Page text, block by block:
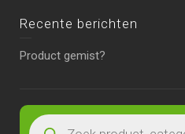
Recente berichten
Product gemist?